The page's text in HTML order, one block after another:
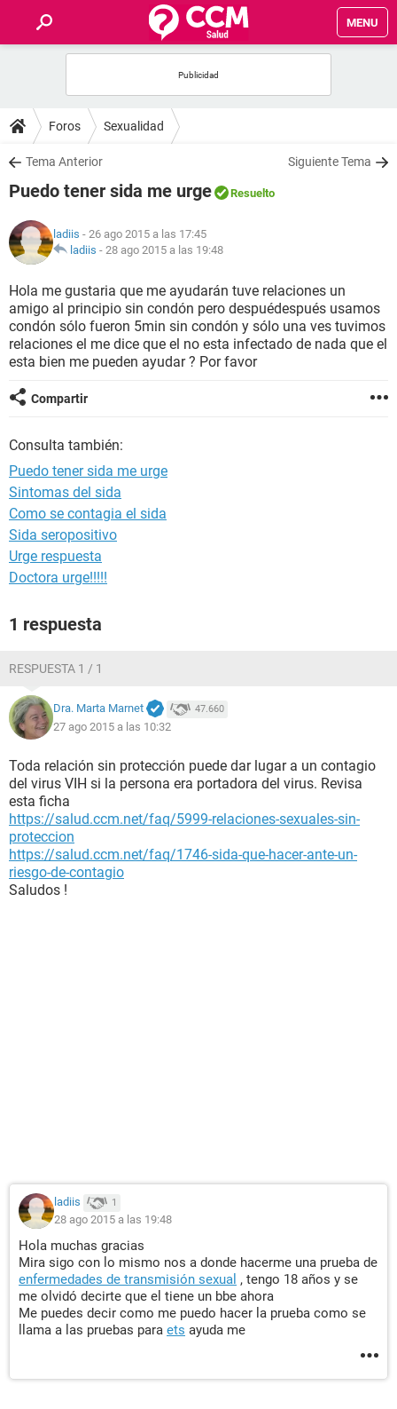
MENU
FOROS
SALUD
NUTRICIÓN
BIENESTAR
SEXUALIDAD
GLOSARIO
Foros Sexualidad
Tema Anterior Siguiente Tema
Puedo tener sida me urge Resuelto
ladiis - 26 ago 2015 a las 17:45
ladiis - 28 ago 2015 a las 19:48
Hola me gustaria que me ayudarán tuve relaciones un
amigo al principio sin condón pero despuédespués usamos
condón sólo fueron 5min sin condón y sólo una ves tuvimos
relaciones el me dice que el no esta infectado de nada que el
esta bien me pueden ayudar ? Por favor
Compartir
Consulta también:
Puedo tener sida me urge
Sintomas del sida
Como se contagia el sida
Sida seropositivo
Urge respuesta
Doctora urge!!!!!
1 respuesta
RESPUESTA 1 / 1
Dra. Marta Marnet 47.660
27 ago 2015 a las 10:32
Toda relación sin protección puede dar lugar a un contagio
del virus VIH si la persona era portadora del virus. Revisa
esta ficha
https://salud.ccm.net/faq/5999-relaciones-sexuales-sin-
proteccion
https://salud.ccm.net/faq/1746-sida-que-hacer-ante-un-
riesgo-de-contagio
Saludos !
ladiis 1
28 ago 2015 a las 19:48
Hola muchas gracias
Mira sigo con lo mismo nos a donde hacerme una prueba de
enfermedades de transmisión sexual , tengo 18 años y se
me olvidó decirte que el tiene un bbe ahora
Me puedes decir como me puedo hacer la prueba como se
llama a las pruebas para ets ayuda me